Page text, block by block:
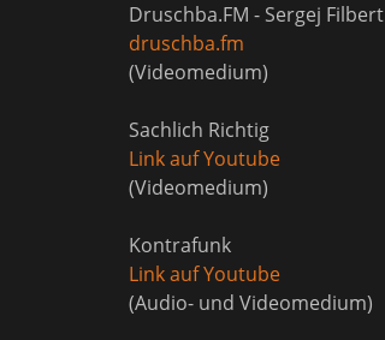
Druschba.FM - Sergej Filbert
druschba.fm
(Videomedium)
Sachlich Richtig
Link auf Youtube
(Videomedium)
Kontrafunk
Link auf Youtube
(Audio- und Videomedium)